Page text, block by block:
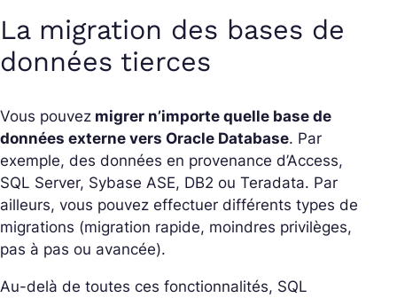
La migration des bases de
données tierces
Vous pouvez migrer n’importe quelle base de
données externe vers Oracle Database. Par
exemple, des données en provenance d’Access,
SQL Server, Sybase ASE, DB2 ou Teradata. Par
ailleurs, vous pouvez effectuer différents types de
migrations (migration rapide, moindres privilèges,
pas à pas ou avancée).
Au-delà de toutes ces fonctionnalités, SQL